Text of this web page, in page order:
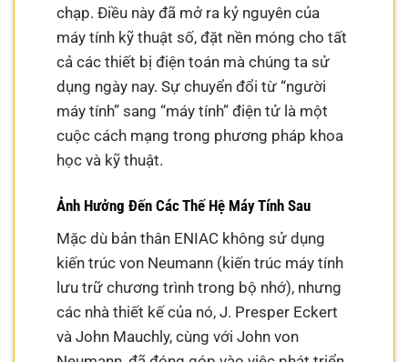
chạp. Điều này đã mở ra kỷ nguyên của
máy tính kỹ thuật số, đặt nền móng cho tất
cả các thiết bị điện toán mà chúng ta sử
dụng ngày nay. Sự chuyển đổi từ “người
máy tính” sang “máy tính” điện tử là một
cuộc cách mạng trong phương pháp khoa
học và kỹ thuật.
Ảnh Hưởng Đến Các Thế Hệ Máy Tính Sau
Mặc dù bản thân ENIAC không sử dụng
kiến trúc von Neumann (kiến trúc máy tính
lưu trữ chương trình trong bộ nhớ), nhưng
các nhà thiết kế của nó, J. Presper Eckert
và John Mauchly, cùng với John von